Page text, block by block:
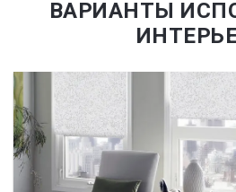
ВАРИАНТЫ